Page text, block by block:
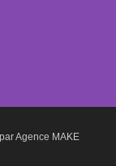
Agence MAKE